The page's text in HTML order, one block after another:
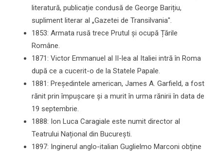
literatură, publicație condusă de George Barițiu,
supliment literar al „Gazetei de Transilvania".
1853: Armata rusă trece Prutul și ocupă Țările
Române.
1871: Victor Emmanuel al II-lea al Italiei intră în Roma
după ce a cucerit-o de la Statele Papale.
1881: Președintele american, James A. Garfield, a fost
rănit prin împușcare și a murit în urma rănirii în data de
19 septembrie.
1888: Ion Luca Caragiale este numit director al
Teatrului Național din București.
1897: Inginerul anglo-italian Guglielmo Marconi obține